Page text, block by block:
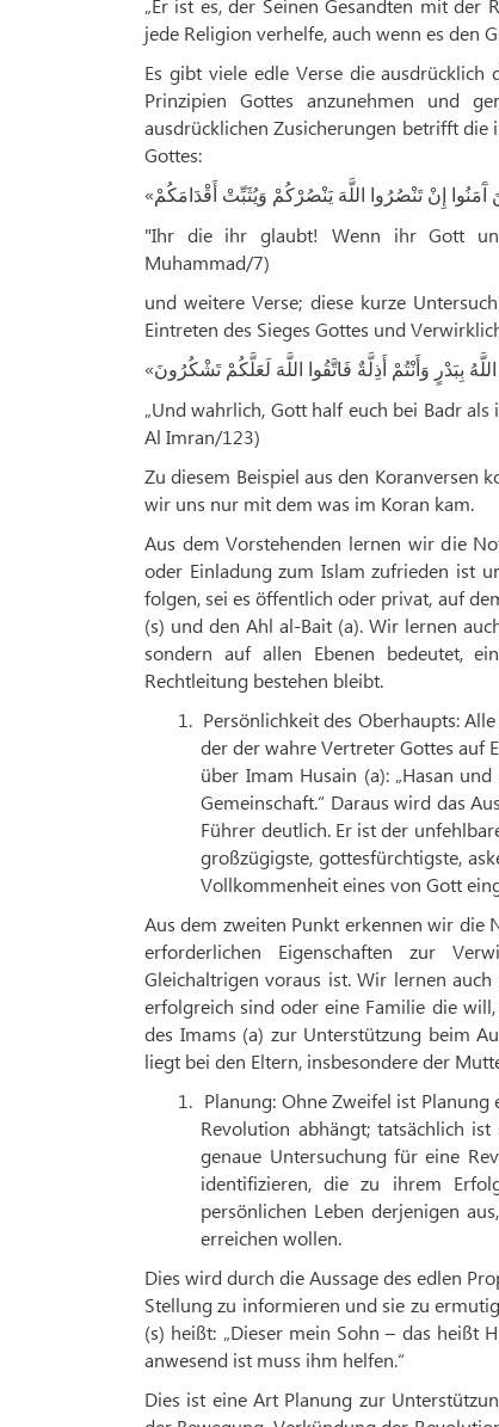
„Er ist es, der Seinen Gesandten mit
jede Religion verhelfe, auch wenn es den
Es gibt viele edle Verse die
Prinzipien Gottes anzunehmen und
ausdrücklichen Zusicherungen betrifft die
Gottes:
«آَمَنُوا إِنْ تَنْصُرُوا اللَّهَ يَنْصُرْكُمْ وَيُثَبِّتْ أَقْدَامَكُمْ
"Ihr die ihr glaubt! Wenn ihr Gott
Muhammad/7)
und weitere Verse; diese kurze
Eintreten des Sieges Gottes und
«بِبَدْرٍ وَأَنْتُمْ أَذِلَّةٌ فَاتَّقُوا اللَّهَ لَعَلَّكُمْ تَشْكُرُونَ
„Und wahrlich, Gott half euch bei Badr
Al Imran/123)
Zu diesem Beispiel aus den Koranversen
wir uns nur mit dem was im Koran kam.
Aus dem Vorstehenden lernen wir die
oder Einladung zum Islam zufrieden ist
folgen, sei es öffentlich oder privat, auf
(s) und den Ahl al-Bait (a). Wir lernen
sondern auf allen Ebenen bedeutet,
Rechtleitung bestehen bleibt.
1. Persönlichkeit des Oberhaupts:
der der wahre Vertreter Gottes auf
über Imam Husain (a): „Hasan
Gemeinschaft.“ Daraus wird das
Führer deutlich. Er ist der
großzügigste, gottesfürchtigste,
Vollkommenheit eines von Gott
Aus dem zweiten Punkt erkennen wir die
erforderlichen Eigenschaften zur
Gleichaltrigen voraus ist. Wir lernen
erfolgreich sind oder eine Familie die
des Imams (a) zur Unterstützung beim
liegt bei den Eltern, insbesondere der
1. Planung: Ohne Zweifel ist
Revolution abhängt; tatsächlich
genaue Untersuchung für eine
identifizieren, die zu ihrem
persönlichen Leben derjenigen
erreichen wollen.
Dies wird durch die Aussage des edlen
Stellung zu informieren und sie zu
(s) heißt: „Dieser mein Sohn – das heißt
anwesend ist muss ihm helfen.“
Dies ist eine Art Planung zur